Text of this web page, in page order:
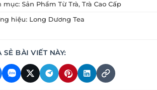
mục: Sản Phẩm Từ Trà, Trà Cao Cấp
hiệu: Long Dương Tea
SẺ BÀI VIẾT NÀY: